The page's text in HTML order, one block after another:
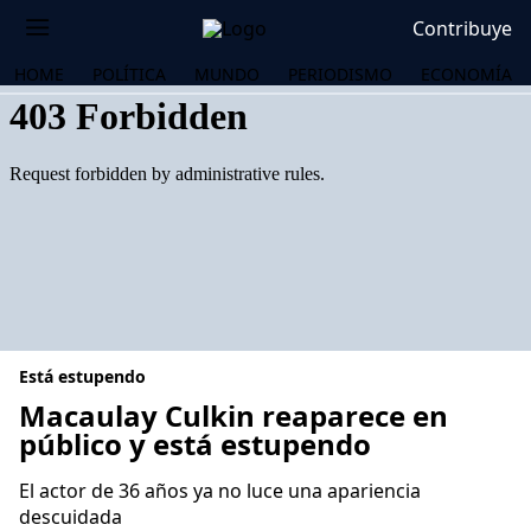
Contribuye
HOME POLÍTICA MUNDO PERIODISMO ECONOMÍA
Está estupendo
Macaulay Culkin reaparece en
público y está estupendo
El actor de 36 años ya no luce una apariencia
descuidada